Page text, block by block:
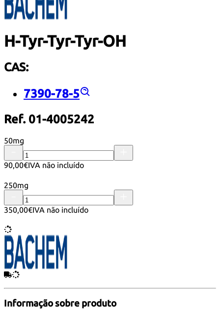
H-Tyr-Tyr-Tyr-OH
CAS:
7390-78-5
Ref. 01-4005242
50mg
90,00€IVA não incluído
250mg
350,00€IVA não incluído
Informação sobre produto